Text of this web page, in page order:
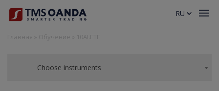
Choose instruments
RU